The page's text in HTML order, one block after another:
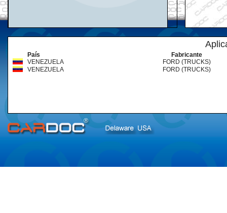
País
Fabricante
VENEZUELA
FORD (TRUCKS)
VENEZUELA
FORD (TRUCKS)